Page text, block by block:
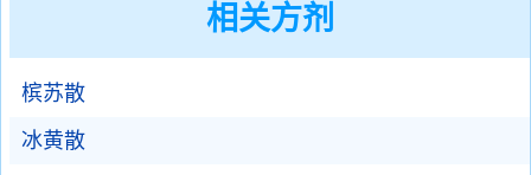
相关方剂
槟苏散
冰黄散